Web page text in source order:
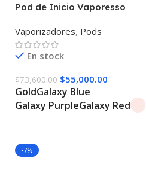
Pod de Inicio Vaporesso
Vaporizadores, Pods
En stock
$73,600.00 $55,000.00
GoldGalaxy Blue
Galaxy PurpleGalaxy Red
-7%